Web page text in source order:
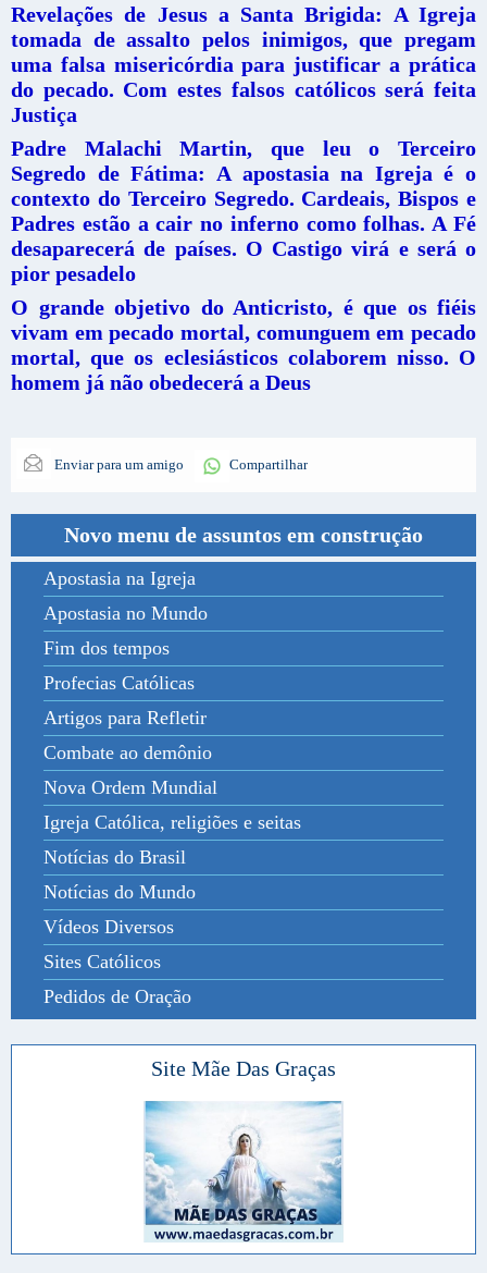
Revelações de Jesus a Santa Brigida: A Igreja
tomada de assalto pelos inimigos, que pregam
uma falsa misericórdia para justificar a prática
do pecado. Com estes falsos católicos será feita
Justiça
Padre Malachi Martin, que leu o Terceiro
Segredo de Fátima: A apostasia na Igreja é o
contexto do Terceiro Segredo. Cardeais, Bispos e
Padres estão a cair no inferno como folhas. A Fé
desaparecerá de países. O Castigo virá e será o
pior pesadelo
O grande objetivo do Anticristo, é que os fiéis
vivam em pecado mortal, comunguem em pecado
mortal, que os eclesiásticos colaborem nisso. O
homem já não obedecerá a Deus
Enviar para um amigo Compartilhar
Novo menu de assuntos em construção
Apostasia na Igreja
Apostasia no Mundo
Fim dos tempos
Profecias Católicas
Artigos para Refletir
Combate ao demônio
Nova Ordem Mundial
Igreja Católica, religiões e seitas
Notícias do Brasil
Notícias do Mundo
Vídeos Diversos
Sites Católicos
Pedidos de Oração
Site Mãe Das Graças